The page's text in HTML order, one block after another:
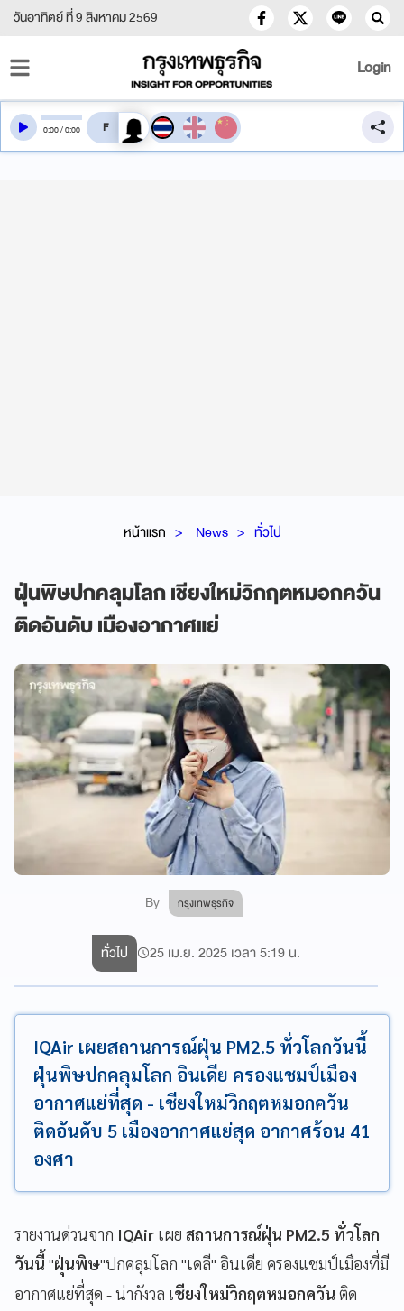
วันอาทิตย์ ที่ 9 สิงหาคม 2569
Login
หน้าแรก News ทั่วไป
ฝุ่นพิษปกคลุมโลก เชียงใหม่วิกฤตหมอกควัน
ติดอันดับ เมืองอากาศแย่
By กรุงเทพธุรกิจ
0:00/0:00 สลับเสียงอ่าน
ทั่วไป 25 เม.ย. 2025 เวลา 5:19 น.
IQAir เผยสถานการณ์ฝุ่น PM2.5 ทั่วโลกวันนี้
ฝุ่นพิษปกคลุมโลก อินเดีย ครองแชมป์เมือง
อากาศแย่ที่สุด - เชียงใหม่วิกฤตหมอกควัน
ติดอันดับ 5 เมืองอากาศแย่สุด อากาศร้อน 41
องศา
รายงานด่วนจาก IQAir เผย สถานการณ์ฝุ่น PM2.5 ทั่วโลก
วันนี้ "ฝุ่นพิษ"ปกคลุมโลก "เดลี" อินเดีย ครองแชมป์เมืองที่มี
อากาศแย่ที่สุด - น่ากังวล เชียงใหม่วิกฤตหมอกควัน ติด